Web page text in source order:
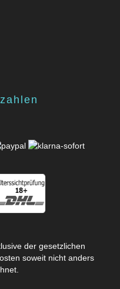
der gesetzlichen
soweit nicht anders